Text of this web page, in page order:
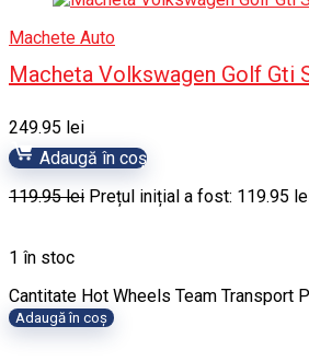
Machete Auto
Macheta Volkswagen Golf Gti
249.95 lei
Adaugă în coș
119.95lei Prețul inițial a fost: 119.95
1 în stoc
Cantitate Hot Wheels Team Transport
Adaugă în coș